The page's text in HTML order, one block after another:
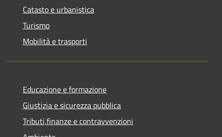
Catasto e urbanistica
Turismo
Mobilità e trasporti
Educazione e formazione
Giustizia e sicurezza pubblica
Tributi,finanze e contravvenzioni